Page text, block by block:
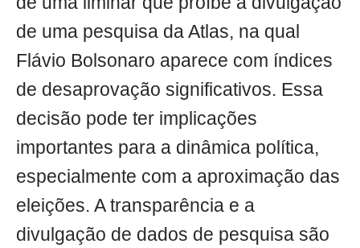
de uma pesquisa da Atlas, na qual
Flávio Bolsonaro aparece com índices
de desaprovação significativos. Essa
decisão pode ter implicações
importantes para a dinâmica política,
especialmente com a aproximação das
eleições. A transparência e a
divulgação de dados de pesquisa são